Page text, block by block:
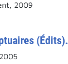
2009
(Édits).